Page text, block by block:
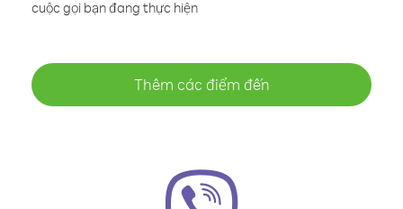
cuộc gọi bạn đang thực hiện
Thêm các điểm đến